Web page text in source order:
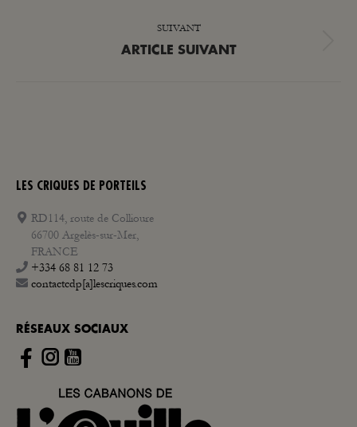
:
SUIVANT
Article
ARTICLE SUIVANT
LES CRIQUES DE PORTEILS
RD114, route de Collioure
66700 Argelès-sur-Mer,
FRANCE
+334 68 81 12 73
contactcdp[a]lescriques.com
RÉSEAUX SOCIAUX
Instagram